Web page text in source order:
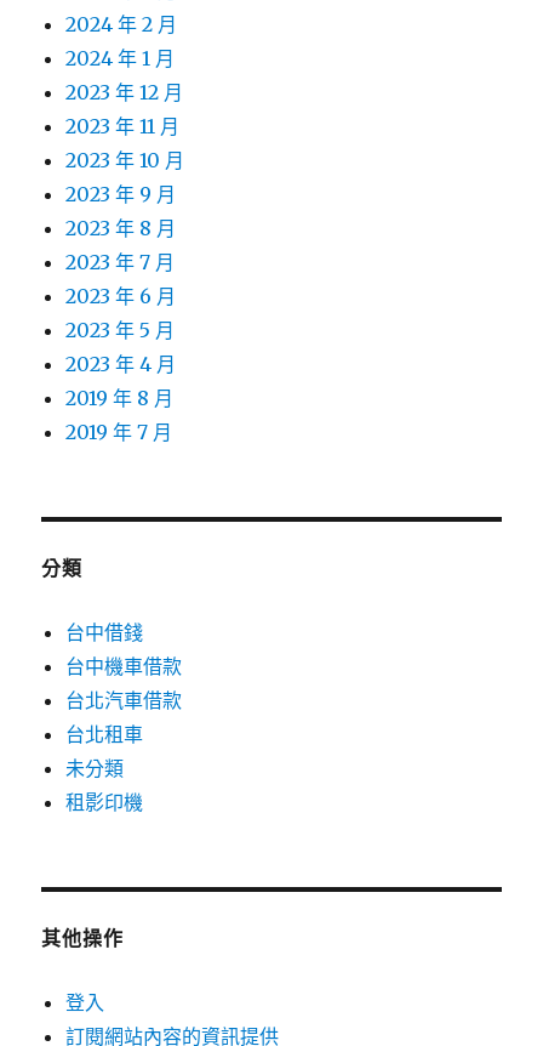
2024 年 2 月
2024 年 1 月
2023 年 12 月
2023 年 11 月
2023 年 10 月
2023 年 9 月
2023 年 8 月
2023 年 7 月
2023 年 6 月
2023 年 5 月
2023 年 4 月
2019 年 8 月
2019 年 7 月
分類
台中借錢
台中機車借款
台北汽車借款
台北租車
未分類
租影印機
其他操作
登入
訂閱網站內容的資訊提供